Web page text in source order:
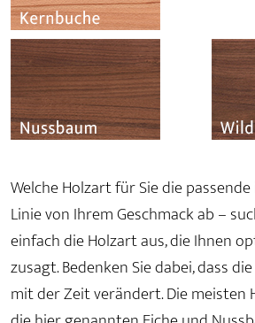
Welche Holzart für Sie die
Linie von Ihrem Geschmack ab –
einfach die Holzart aus, die Ihnen
zusagt. Bedenken Sie dabei, dass
mit der Zeit verändert. Die meisten